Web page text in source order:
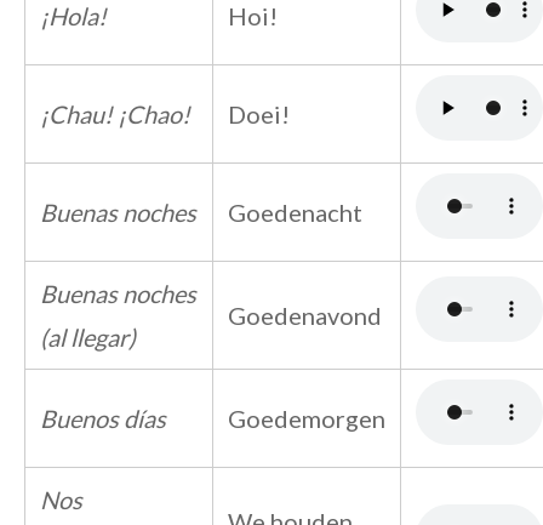
¡Hola! Hoi!
¡Chau! ¡Chao! Doei!
Buenas noches Goedenacht
Buenas noches
(al llegar)
Goedenavond
Buenos días Goedemorgen
Nos